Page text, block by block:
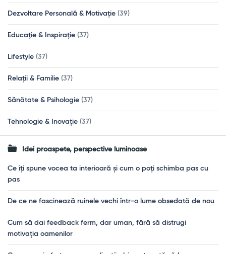
Dezvoltare Personală & Motivație (39)
Educație & Inspirație (37)
Lifestyle (37)
Relații & Familie (37)
Sănătate & Psihologie (37)
Tehnologie & Inovație (37)
Idei proaspete, perspective luminoase
Ce îți spune vocea ta interioară și cum o poți schimba pas cu
pas
De ce ne fascinează ruinele vechi într-o lume obsedată de nou
Cum să dai feedback ferm, dar uman, fără să distrugi
motivația oamenilor